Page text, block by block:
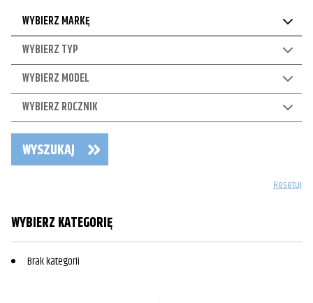
WYBIERZ MARKĘ
WYBIERZ TYP
WYBIERZ MODEL
WYBIERZ ROCZNIK
WYSZUKAJ
Resetuj
WYBIERZ KATEGORIĘ
Brak kategorii